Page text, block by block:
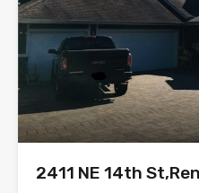
2411 NE 14th